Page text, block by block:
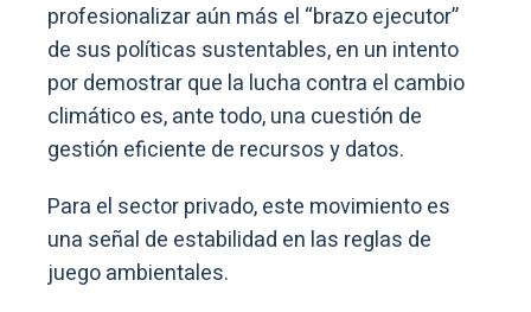
profesionalizar aún más el “brazo ejecutor”
de sus políticas sustentables, en un intento
por demostrar que la lucha contra el cambio
climático es, ante todo, una cuestión de
gestión eficiente de recursos y datos.
Para el sector privado, este movimiento es
una señal de estabilidad en las reglas de
juego ambientales.